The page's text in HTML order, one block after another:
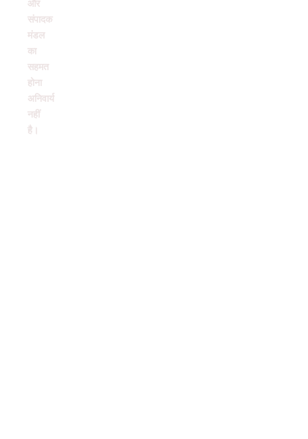
और
संपादक
मंडल
का
सहमत
होना
अनिवार्य
नहीं
है।